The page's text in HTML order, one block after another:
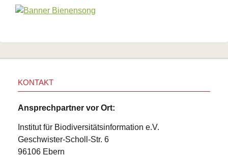
KONTAKT
Ansprechpartner vor Ort:
Institut für Biodiversitätsinformation e.V.
Geschwister-Scholl-Str. 6
96106 Ebern